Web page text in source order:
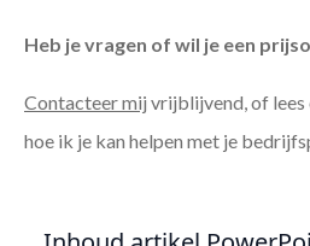
Heb je vragen of wil je een
Contacteer mij vrijblijvend, of
hoe ik je kan helpen met je